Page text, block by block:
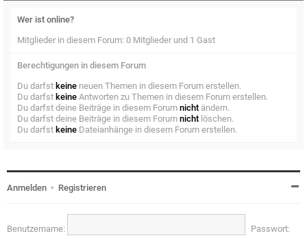
Wer ist online?
Mitglieder in diesem Forum: 0 Mitglieder und 1 Gast
Berechtigungen in diesem Forum
Du darfst keine neuen Themen in diesem Forum erstellen.
Du darfst keine Antworten zu Themen in diesem Forum erstellen.
Du darfst deine Beiträge in diesem Forum nicht ändern.
Du darfst deine Beiträge in diesem Forum nicht löschen.
Du darfst keine Dateianhänge in diesem Forum erstellen.
Anmelden • Registrieren
Benutzername: Passwort: